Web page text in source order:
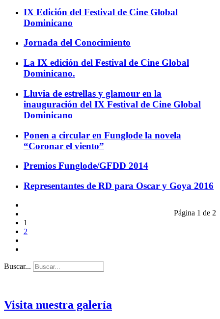
IX Edición del Festival de Cine Global
Dominicano
Jornada del Conocimiento
La IX edición del Festival de Cine Global
Dominicano.
Lluvia de estrellas y glamour en la
inauguración del IX Festival de Cine Global
Dominicano
Ponen a circular en Funglode la novela
“Coronar el viento”
Premios Funglode/GFDD 2014
Representantes de RD para Oscar y Goya 2016
Página 1 de 2
1
2
Buscar...
Visita nuestra galería